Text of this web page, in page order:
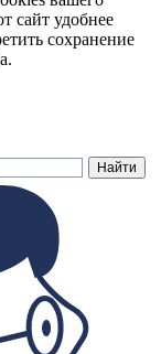
сайт удобнее
сохранение